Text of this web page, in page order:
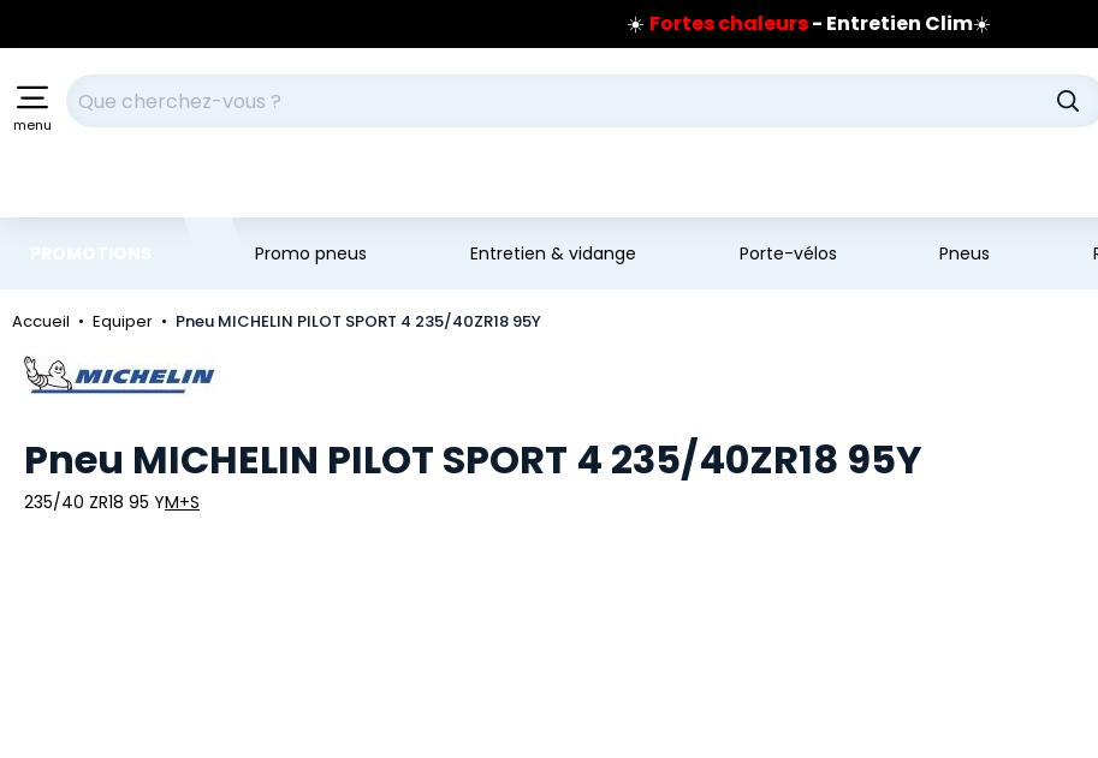
☀️ Fortes chaleurs- Entretien Clim☀️
Prix coûtant pneus Bridgestone
🔥Extincteur :réflexe sécurité🔥
sur les pneus Bridgestone
menu
Votre recherche
Promo pneus Entretien & vidange Porte-vélos Pneus
Accueil Equiper Pneu MICHELIN PILOT SPORT 4 235/40ZR18 95Y
Marque
Pneu MICHELIN PILOT SPORT 4 235/40ZR18 95Y
235/40 ZR18 95 YM+S